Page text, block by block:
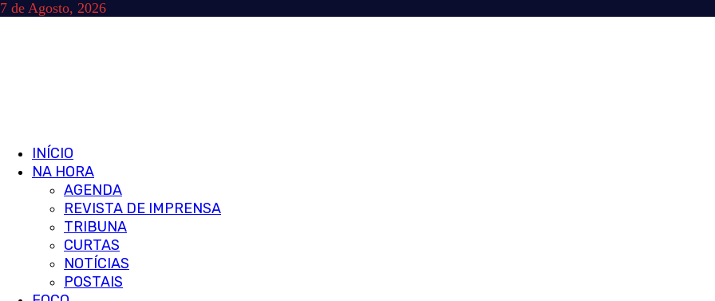
Skip
7 de Agosto, 2026
Primary
Menu
INÍCIO
NA HORA
AGENDA
REVISTA DE IMPRENSA
TRIBUNA
CURTAS
NOTÍCIAS
POSTAIS